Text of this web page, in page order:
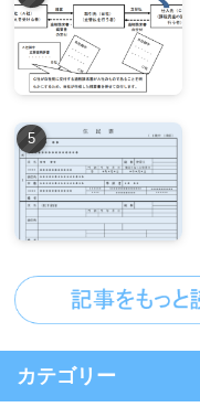
カテゴリー